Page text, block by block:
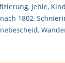
, Jehle,
1802,
,